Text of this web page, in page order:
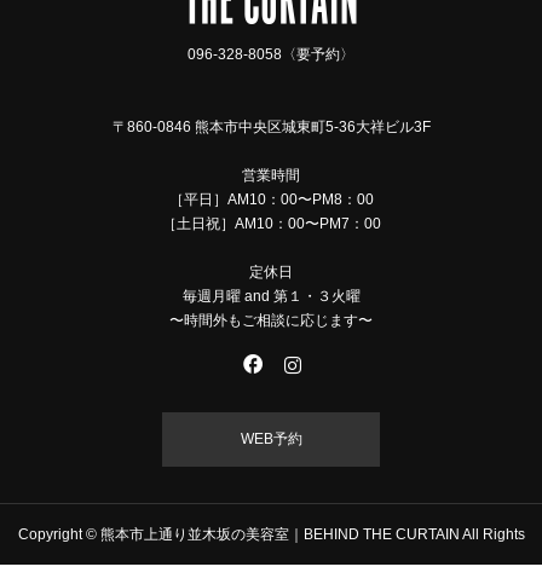
096-328-8058〈要予約〉
〒860-0846 熊本市中央区城東町5-36大祥ビル3F
営業時間
［平日］AM10：00〜PM8：00
［土日祝］AM10：00〜PM7：00
定休日
毎週月曜 and 第１・３火曜
〜時間外もご相談に応じます〜
WEB予約
Copyright © 熊本市上通り並木坂の美容室｜BEHIND THE CURTAIN All Rights